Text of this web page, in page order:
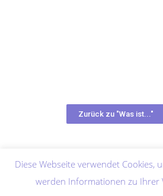
Zurück zu "Was ist..."
Diese Webseite verwendet
werden Informationen zu Ihrer